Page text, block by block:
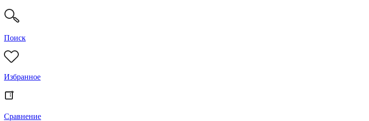
Поиск
Избранное
Сравнение